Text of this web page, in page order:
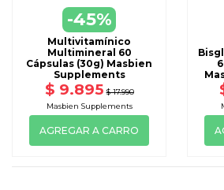
-45%
Multivitamínico
Multimineral 60
Cápsulas (30g) Masbien
Supplements
$ 9.895 $ 17.990
Masbien Supplements
AGREGAR A CARRO